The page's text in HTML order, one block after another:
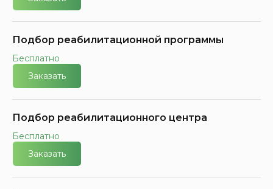
Подбор реабилитационной программы
Бесплатно
Заказать
Подбор реабилитационного центра
Бесплатно
Заказать